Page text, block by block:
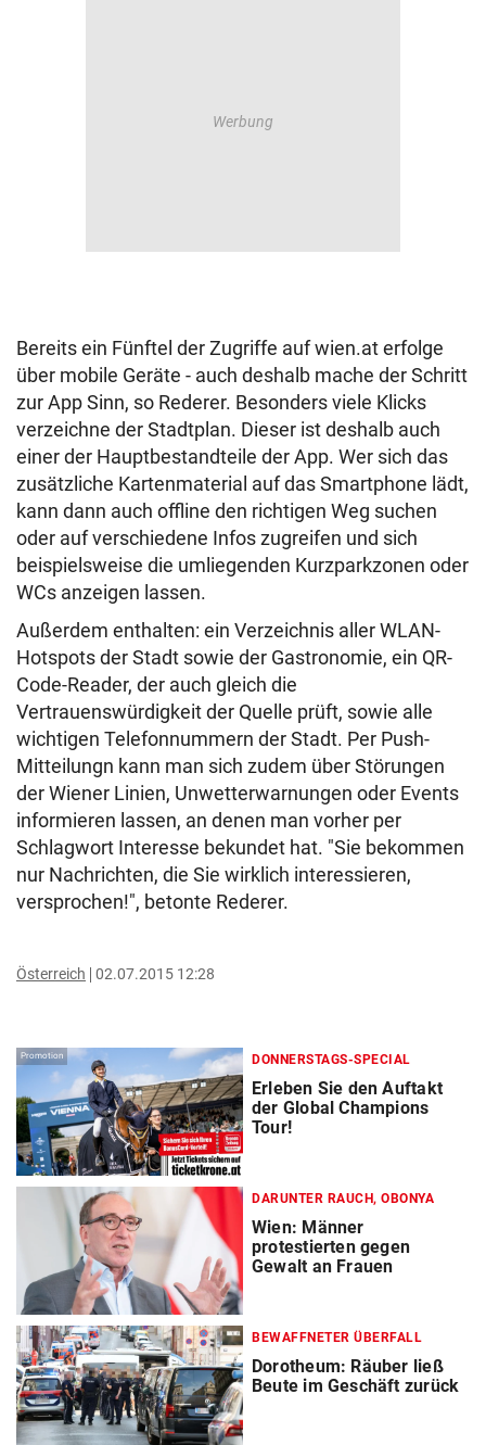
Bereits ein Fünftel der Zugriffe auf wien.at erfolge
über mobile Geräte - auch deshalb mache der Schritt
zur App Sinn, so Rederer. Besonders viele Klicks
verzeichne der Stadtplan. Dieser ist deshalb auch
einer der Hauptbestandteile der App. Wer sich das
zusätzliche Kartenmaterial auf das Smartphone lädt,
kann dann auch offline den richtigen Weg suchen
oder auf verschiedene Infos zugreifen und sich
beispielsweise die umliegenden Kurzparkzonen oder
WCs anzeigen lassen.
Außerdem enthalten: ein Verzeichnis aller WLAN-
Hotspots der Stadt sowie der Gastronomie, ein QR-
Code-Reader, der auch gleich die
Vertrauenswürdigkeit der Quelle prüft, sowie alle
wichtigen Telefonnummern der Stadt. Per Push-
Mitteilungn kann man sich zudem über Störungen
der Wiener Linien, Unwetterwarnungen oder Events
informieren lassen, an denen man vorher per
Schlagwort Interesse bekundet hat. "Sie bekommen
nur Nachrichten, die Sie wirklich interessieren,
versprochen!", betonte Rederer.
Österreich 02.07.2015 12:28
Promotion DONNERSTAGS-SPECIAL
Erleben Sie den Auftakt
der Global Champions
Tour!
DARUNTER RAUCH, OBONYA
Wien: Männer
protestierten gegen
Gewalt an Frauen
BEWAFFNETER ÜBERFALL
Dorotheum: Räuber ließ
Beute im Geschäft zurück